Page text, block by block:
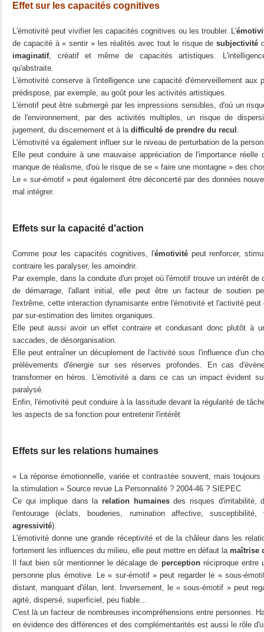
Effet sur les capacités cognitives
L'émotivité peut vivifier les capacités cognitives ou les troubler. L'
de capacité à « sentir » les réalités avec tout le risque desubjectivité
imaginatif, créatif et même de capacités artistiques.
qu'abstraite.
L'émotivité conserve à l'intelligence une capacité d'émerveillement
prédispose, par exemple, au goût pour les activités artistiques.
L'émotif peut être submergé par les impressions sensibles, d'où un
de l'environnement, par des activités multiples, un risque de
jugement, du discernement et à la difficulté de prendre du recul .
L'émotivité va également influer sur le niveau de perturbation de la
Elle peut conduire à une mauvaise appréciation de l'importance
manque de réalisme, d'où le risque de se « faire une montagne » des
Le « sur-émotif » peut également être déconcerté par des données
mal intégrer.
Effets sur la capacité d'action
Comme pour les capacités cognitives, l'émotivitépeut renforcer,
contraire les paralyser, les amoindrir.
Par exemple, dans la conduite d'un projet où l'émotif trouve un intérêt de
de démarrage, l'allant initial, elle peut être un facteur de soutien
l'extrême, cette interaction dynamisante entre l'émotivité et l'activité
par sur-estimation des limites organiques.
Elle peut aussi avoir un effet contraire et conduisant donc plutôt à
saccades, de désorganisation.
Elle peut entraîner un décuplement de l'activité sous l'influence d'un
prélèvements d'énergie sur ses réserves profondes. En cas
transformer en héros. L'émotivité a dans ce cas un impact évident
paralysé.
Enfin, l'émotivité peut conduire à la lassitude devant la régularité de
les aspects de sa fonction pour entretenir l'intérêt
Effets sur les relations humaines
« La réponse émotionnelle, variée et contrastée souvent, mais toujours
la stimulation » Source revue La Personnalité ? 2004-46 ? SIEPEC
Ce qui implique dans larelation humainesdes risques d'irritabilité,
l'entourage (éclats, bouderies, rumination affective,
agressivité).
L'émotivité donne une grande réceptivité et de la châleur dans les
fortement les influences du milieu, elle peut mettre en défaut la maîtrise
Il faut bien sûr mentionner le décalage de perceptionréciproque entre
personne plus émotive. Le « sur-émotif » peut regarder le « sous-
distant, manquant d'élan, lent. Inversement, le « sous-émotif » peut
agité, dispersé, superficiel, peu fiable...
C'est là un facteur de nombreuses incompréhensions entre personnes.
en évidence des différences et des complémentarités est aussi le rôle